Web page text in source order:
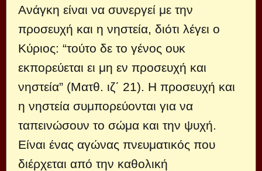
Ανάγκη είναι να συνεργεί με την
προσευχή και η νηστεία, διότι λέγει ο
Κύριος: “τούτο δε το γένος ουκ
εκπορεύεται ει μη εν προσευχή και
νηστεία” (Ματθ. ιζ΄ 21). Η προσευχή και
η νηστεία συμπορεύονται για να
ταπεινώσουν το σώμα και την ψυχή.
Είναι ένας αγώνας πνευματικός που
διέρχεται από την καθολική